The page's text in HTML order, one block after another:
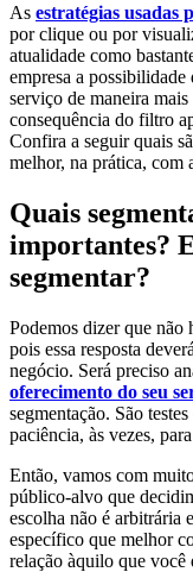
As estratégias usadas
por clique ou por
atualidade como
empresa a
serviço de maneira
consequência do filtro
Confira a seguir quais
melhor, na prática, com
Quais
importantes?
segmentar?
Podemos dizer que não
pois essa resposta
negócio. Será preciso
oferecimento do seu
segmentação. São
paciência, às vezes,
Então, vamos com
público-alvo que
escolha não é arbitrária
específico que melhor
relação àquilo que você